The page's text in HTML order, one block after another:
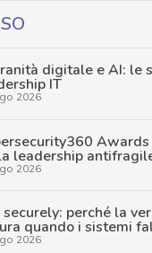
digitale e AI: le
IT
2026
leadership
2026
perché la
quando i sistemi
2026